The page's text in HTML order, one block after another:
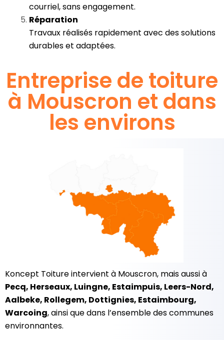
courriel, sans engagement.
Réparation
Travaux réalisés rapidement avec des solutions
durables et adaptées.
Entreprise de toiture
à Mouscron et dans
les environs
Koncept Toiture intervient à Mouscron, mais aussi à
Pecq, Herseaux, Luingne, Estaimpuis, Leers-Nord,
Aalbeke, Rollegem, Dottignies, Estaimbourg,
Warcoing, ainsi que dans l’ensemble des communes
environnantes.